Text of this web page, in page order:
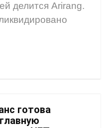
делится Arirang.
готова